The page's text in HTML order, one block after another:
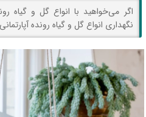
اگر می‌خواهید با انواع گل و گیاه
نگهداری انواع گل و گیاه رونده آپارتمانی